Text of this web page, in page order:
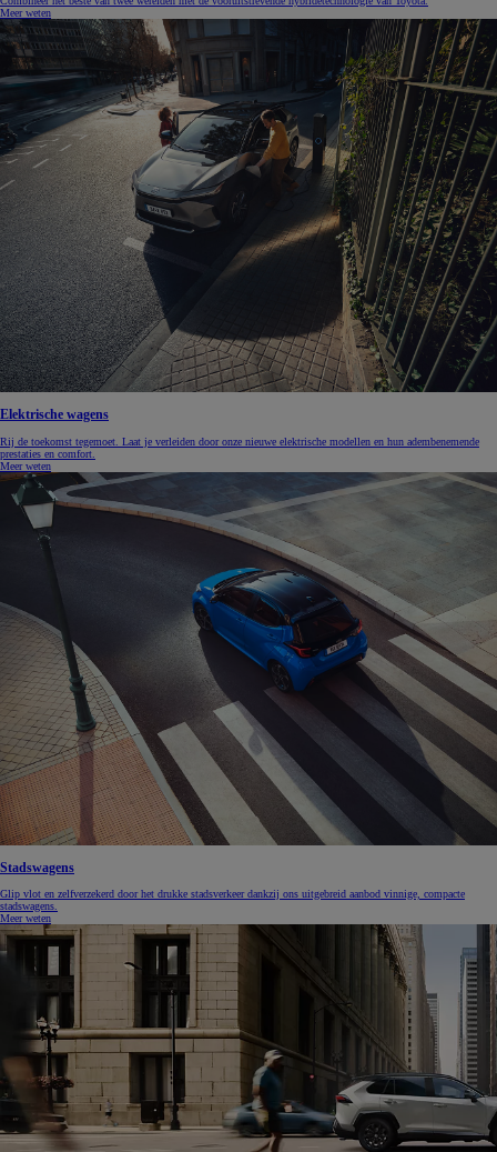
Meer weten
Elektrische wagens
Rij de toekomst tegemoet. Laat je verleiden door onze nieuwe elektrische modellen en hun adembenemende
prestaties en comfort.
Meer weten
Stadswagens
Glip vlot en zelfverzekerd door het drukke stadsverkeer dankzij ons uitgebreid aanbod vinnige, compacte
stadswagens.
Meer weten